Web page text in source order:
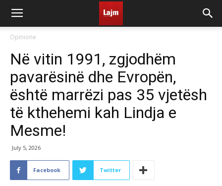
Opinione
Në vitin 1991, zgjodhëm
pavarësinë dhe Evropën,
është marrëzi pas 35 vjetësh
të kthehemi kah Lindja e
Mesme!
July 5, 2026
Facebook Twitter